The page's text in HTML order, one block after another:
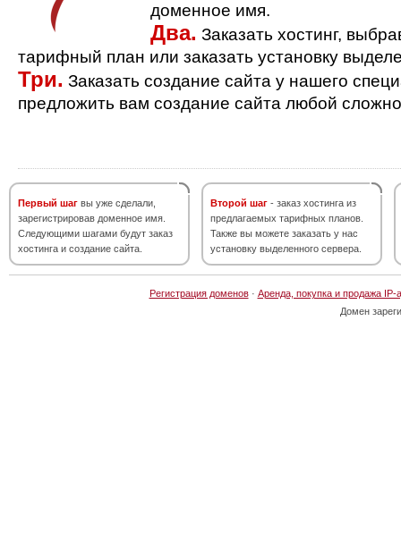
доменное имя.
Два. Заказать хостинг,
тарифный план или заказать установку
Три. Заказать создание сайта у нашего
предложить вам создание сайта любой
Первый шаг вы уже сделали,
зарегистрировав доменное имя.
Следующими шагами будут заказ
хостинга и создание сайта.
Второй шаг - заказ хостинга из
предлагаемых тарифных планов.
Также вы можете заказать у нас
установку выделенного сервера.
Регистрация доменов· Аренда, покупка и продажа IP-
Домен